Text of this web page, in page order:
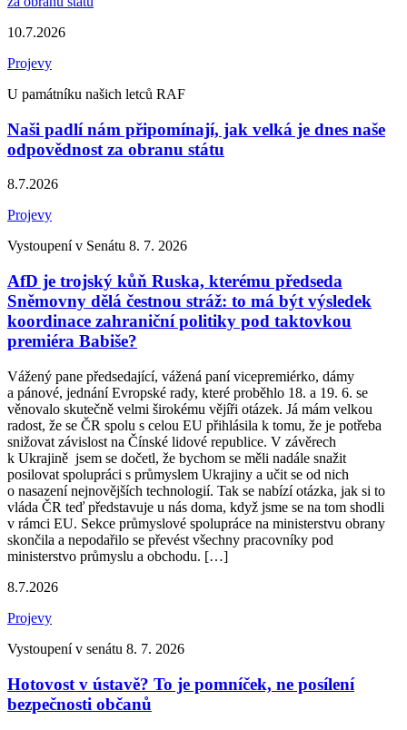
10.7.2026
Projevy
U památníku našich letců RAF
Naši padlí nám připomínají, jak velká je dnes naše
odpovědnost za obranu státu
8.7.2026
Projevy
Vystoupení v Senátu 8. 7. 2026
AfD je trojský kůň Ruska, kterému předseda
Sněmovny dělá čestnou stráž: to má být výsledek
koordinace zahraniční politiky pod taktovkou
premiéra Babiše?
Vážený pane předsedající, vážená paní vicepremiérko, dámy
a pánové, jednání Evropské rady, které proběhlo 18. a 19. 6. se
věnovalo skutečně velmi širokému vějíři otázek. Já mám velkou
radost, že se ČR spolu s celou EU přihlásila k tomu, že je potřeba
snižovat závislost na Čínské lidové republice. V závěrech
k Ukrajině jsem se dočetl, že bychom se měli nadále snažit
posilovat spolupráci s průmyslem Ukrajiny a učit se od nich
o nasazení nejnovějších technologií. Tak se nabízí otázka, jak si to
vláda ČR teď představuje u nás doma, když jsme se na tom shodli
v rámci EU. Sekce průmyslové spolupráce na ministerstvu obrany
skončila a nepodařilo se převést všechny pracovníky pod
ministerstvo průmyslu a obchodu. […]
8.7.2026
Projevy
Vystoupení v senátu 8. 7. 2026
Hotovost v ústavě? To je pomníček, ne posílení
bezpečnosti občanů